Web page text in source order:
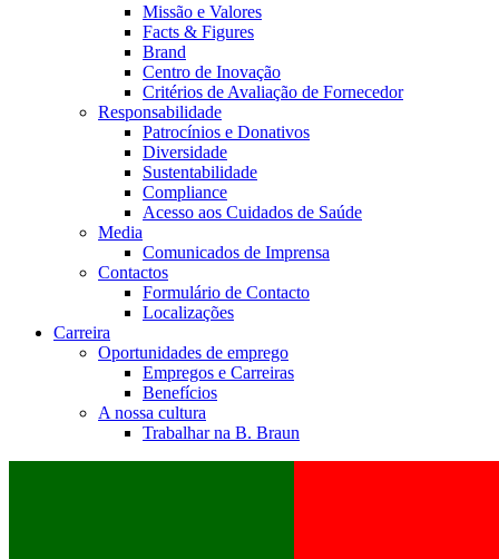
Missão e Valores
Facts & Figures
Brand
Centro de Inovação
Critérios de Avaliação de Fornecedor
Responsabilidade
Patrocínios e Donativos
Diversidade
Sustentabilidade
Compliance
Acesso aos Cuidados de Saúde
Media
Comunicados de Imprensa
Contactos
Formulário de Contacto
Localizações
Carreira
Oportunidades de emprego
Empregos e Carreiras
Benefícios
A nossa cultura
Trabalhar na B. Braun